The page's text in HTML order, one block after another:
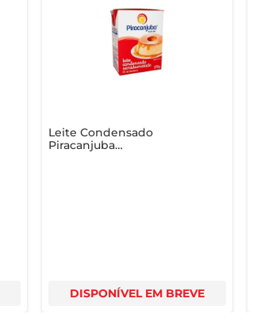
Leite Condensado
Piracanjuba
DISPONÍVEL EM BREVE